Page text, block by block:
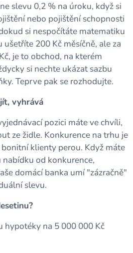
slevu 0,2 % na úroku, když si
nebo pojištění schopnosti
si nespočítáte matematiku
200 Kč měsíčně, ale za
je to obchod, na kterém
si nechte ukázat sazbu
Teprve pak se rozhodujte.
vyhrává
pozici máte ve chvíli,
ze židle. Konkurence na trhu je
klienty perou. Když máte
od konkurence,
domácí banka umí "zázračně"
slevu.
hypotéky na 5 000 000 Kč